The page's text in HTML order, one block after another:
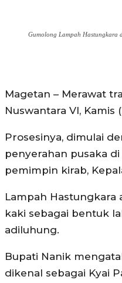
Gumolong Lampah Hastungkara
Magetan – Merawat
Nuswantara VI,
Prosesinya, dimulai
penyerahan pusaka
pemimpin kirab,
Lampah Hastungkara
kaki sebagai bentuk
adiluhung.
Bupati Nanik
dikenal sebagai Kyai